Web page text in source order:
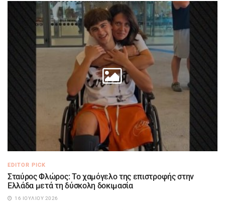
EDITOR PICK
Σταύρος Φλώρος: Το χαμόγελο της επιστροφής στην
Ελλάδα μετά τη δύσκολη δοκιμασία
16 ΙΟΥΛΊΟΥ 2026